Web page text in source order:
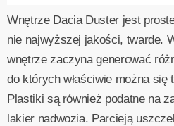
Wnętrze Dacia Duster jest
nie najwyższej jakości, twarde.
wnętrze zaczyna generować
do których właściwie można
Plastiki są również podatne na
lakier nadwozia. Parcieją